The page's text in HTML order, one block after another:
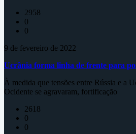
2958
0
0
9 de fevereiro de 2022
Ucrânia forma linha de frente para
À medida que tensões entre Rússia e a
Ocidente se agravaram, fortificação
2618
0
0